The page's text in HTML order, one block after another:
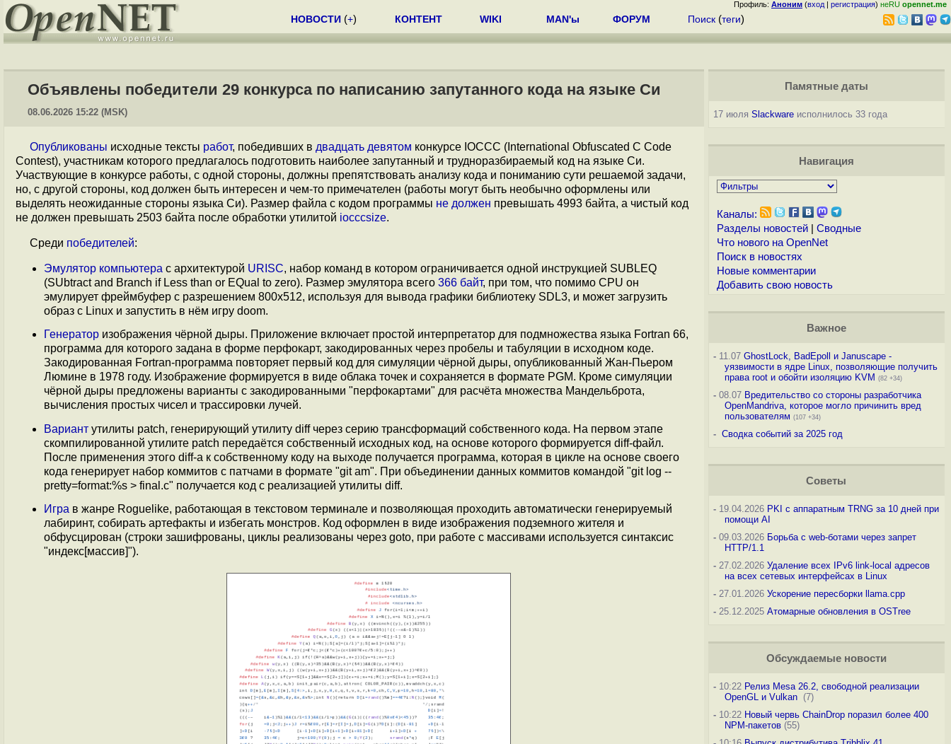
Профиль: Аноним (вход | регистрация) неRU opennet.me
НОВОСТИ (+) КОНТЕНТ WIKI MAN'ы ФОРУМ Поиск (теги)
Объявлены победители 29 конкурса по написанию запутанного кода на языке Си
08.06.2026 15:22 (MSK)
Опубликованы исходные тексты работ, победивших в двадцать девятом конкурсе IOCCC (International Obfuscated C Code
Contest), участникам которого предлагалось подготовить наиболее запутанный и трудноразбираемый код на языке Си.
Участвующие в конкурсе работы, с одной стороны, должны препятствовать анализу кода и пониманию сути решаемой задачи,
но, с другой стороны, код должен быть интересен и чем-то примечателен (работы могут быть необычно оформлены или
выделять неожиданные стороны языка Си). Размер файла с кодом программы не должен превышать 4993 байтa, а чистый код
не должен превышать 2503 байта после обработки утилитой iocccsize.
Среди победителей:
Эмулятор компьютера с архитектурой URISC, набор команд в котором ограничивается одной инструкцией SUBLEQ
(SUbtract and Branch if Less than or EQual to zero). Размер эмулятора всего 366 байт, при том, что помимо CPU он
эмулирует фреймбуфер с разрешением 800x512, используя для вывода графики библиотеку SDL3, и может загрузить
образ с Linux и запустить в нём игру doom.
Генератор изображения чёрной дыры. Приложение включает простой интерпретатор для подмножества языка Fortran 66,
программа для которого задана в форме перфокарт, закодированных через пробелы и табуляции в исходном коде.
Закодированная Fortran-программа повторяет первый код для симуляции чёрной дыры, опубликованный Жан-Пьером
Люмине в 1978 году. Изображение формируется в виде облака точек и сохраняется в формате PGM. Кроме симуляции
чёрной дыры предложены варианты с закодированными "перфокартами" для расчёта множества Мандельброта,
вычисления простых чисел и трассировки лучей.
Вариант утилиты patch, генерирующий утилиту diff через серию трансформаций собственного кода. На первом этапе
скомпилированной утилите patch передаётся собственный исходных код, на основе которого формируется diff-файл.
После применения этого diff-а к собственному коду на выходе получается программа, которая в цикле на основе своего
кода генерирует набор коммитов с патчами в формате "git am". При объединении данных коммитов командой "git log --
pretty=format:%s > final.c" получается код с реализацией утилиты diff.
Игра в жанре Roguelike, работающая в текстовом терминале и позволяющая проходить автоматически генерируемый
лабиринт, собирать артефакты и избегать монстров. Код оформлен в виде изображения подземного жителя и
обфусцирован (строки зашифрованы, циклы реализованы через goto, при работе с массивами используется синтаксис
"индекс[массив]").
Памятные даты
17 июля Slackwareисполнилось 33 года
Навигация
Каналы:
Разделы новостей| Сводные
Что нового на OpenNet
Поиск в новостях
Новые комментарии
Добавить свою новость
Важное
-11.07 GhostLock, BadEpoll и Januscape -
уязвимости в ядре Linux, позволяющие получить
права root и обойти изоляцию KVM (82 +34)
-08.07 Вредительство со стороны разработчика
OpenMandriva, которое могло причинить вред
пользователям (107 +34)
- Сводка событий за 2025 год
Советы
-19.04.2026 PKI с аппаратным TRNG за 10 дней при
помощи AI
-09.03.2026 Борьба с web-ботами через запрет
HTTP/1.1
-27.02.2026 Удаление всех IPv6 link-local адресов
на всех сетевых интерфейсах в Linux
-27.01.2026 Ускорение пересборки llama.cpp
-25.12.2025 Атомарные обновления в OSTree
Обсуждаемые новости
-10:22 Релиз Mesa 26.2, свободной реализации
OpenGL и Vulkan (7)
-10:22 Новый червь ChainDrop поразил более 400
NPM-пакетов(55)